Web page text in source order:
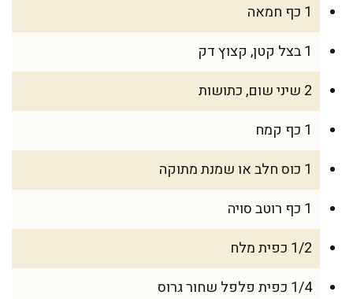
1 כף חמאה
1 בצל קטן, קצוץ דק
2 שיני שום, כתושות
1 כף קמח
1 כוס חלב או שמנת מתוקה
1 כף רוטב סויה
1/2 כפית מלח
1/4 כפית פלפל שחור גרוס